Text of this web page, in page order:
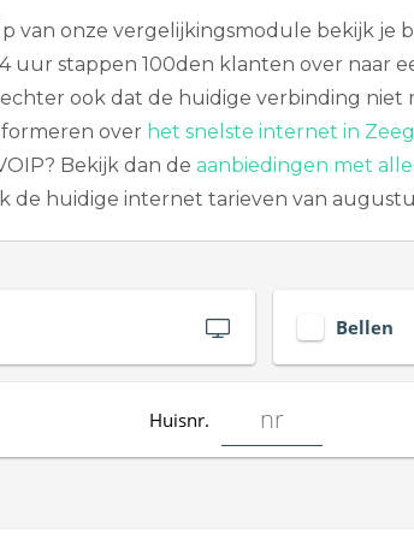
van onze vergelijkingsmodule bekijk je
stappen 100den klanten over naar
ook dat de huidige verbinding
over het snelste internet in
Bekijk dan de aanbiedingen met
huidige internet tarieven van
Bellen
Huisnr.